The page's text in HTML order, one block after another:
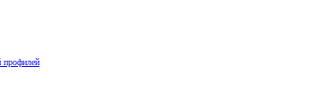
профилей